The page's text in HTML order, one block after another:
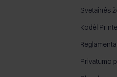
Svetainės
Kodėl
Reglamentai
Privatumo